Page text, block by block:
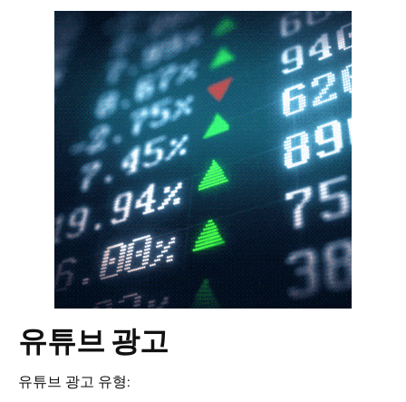
유튜브 광고
유튜브 광고 유형: